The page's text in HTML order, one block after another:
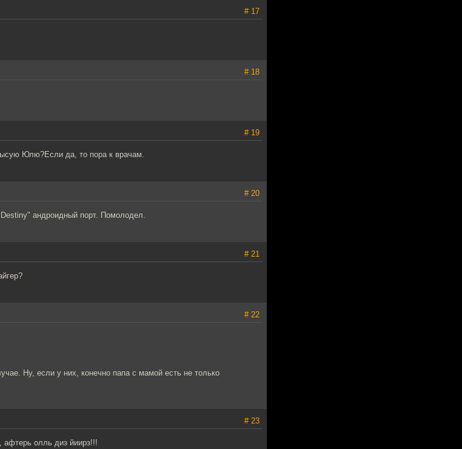
# 17
# 18
# 19
Юлю?Если да, то пора к врачам.
# 20
андроидный порт. Помолодел.
# 21
# 22
Ну, если у них, конечно папа с мамой есть не только
# 23
афтерь олль диз йиирз!!!